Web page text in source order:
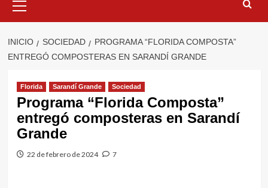
primario
INICIO SOCIEDAD
PROGRAMA “FLORIDA COMPOSTA”
ENTREGÓ COMPOSTERAS EN SARANDÍ GRANDE
Florida Sarandí Grande Sociedad
Programa “Florida Composta”
entregó composteras en Sarandí
Grande
22 de febrero de 2024 7